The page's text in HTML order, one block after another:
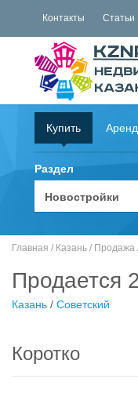
Контакты Статьи
Купить
Раздел
Главная / Казань / Продажа
Продается
Казань / Советский
Коротко